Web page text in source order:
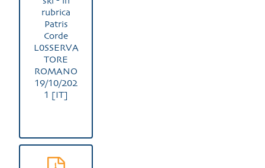
rubrica
Patris
Corde
L0SSERVA
TORE
ROMANO
19/10/202
1 [IT]